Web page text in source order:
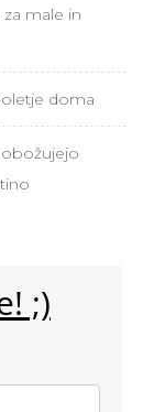
male in
doma
;)